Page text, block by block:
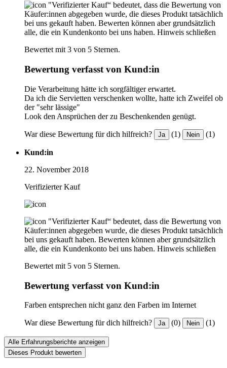
"Verifizierter Kauf“ bedeutet, dass die Bewertung von
Käufer:innen abgegeben wurde, die dieses Produkt tatsächlich
bei uns gekauft haben. Bewerten können aber grundsätzlich
alle, die ein Kundenkonto bei uns haben. Hinweis schließen
Bewertet mit 3 von 5 Sternen.
Bewertung verfasst von Kund:in
Die Verarbeitung hätte ich sorgfältiger erwartet.
Da ich die Servietten verschenken wollte, hatte ich Zweifel ob
der "sehr lässige"
Look den Ansprüchen der zu Beschenkenden genügt.
War diese Bewertung für dich hilfreich? Ja (1) Nein (1)
Kund:in
22. November 2018
Verifizierter Kauf
"Verifizierter Kauf“ bedeutet, dass die Bewertung von
Käufer:innen abgegeben wurde, die dieses Produkt tatsächlich
bei uns gekauft haben. Bewerten können aber grundsätzlich
alle, die ein Kundenkonto bei uns haben. Hinweis schließen
Bewertet mit 5 von 5 Sternen.
Bewertung verfasst von Kund:in
Farben entsprechen nicht ganz den Farben im Internet
War diese Bewertung für dich hilfreich? Ja (0) Nein (1)
Alle Erfahrungsberichte anzeigen
Dieses Produkt bewerten